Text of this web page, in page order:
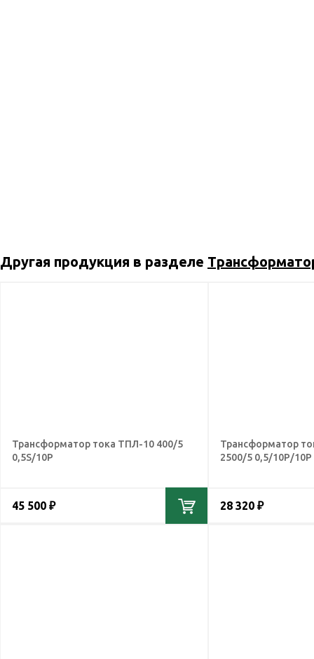
Другая продукция в разделе
Трансформатор тока ТПЛ-10 400/5
0,5S/10Р
45 500 ₽
Трансформатор
2500/5 0,5/10Р/10Р
28 320 ₽